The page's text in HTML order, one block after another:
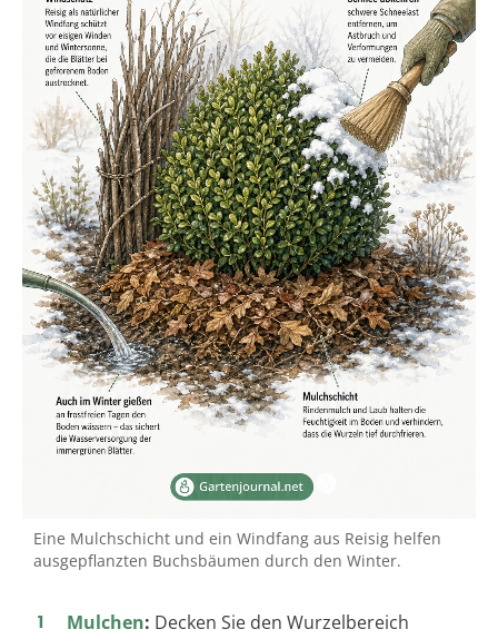
Eine Mulchschicht und ein Windfang aus Reisig helfen
ausgepflanzten Buchsbäumen durch den Winter.
Mulchen: Decken Sie den Wurzelbereich